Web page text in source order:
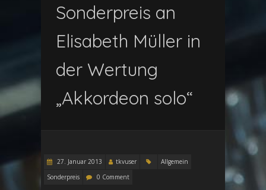
Sonderpreis an
Elisabeth Müller in
der Wertung
„Akkordeon solo“
27. Januar 2013 tkvuser
Allgemein
Sonderpreis
0 Comment